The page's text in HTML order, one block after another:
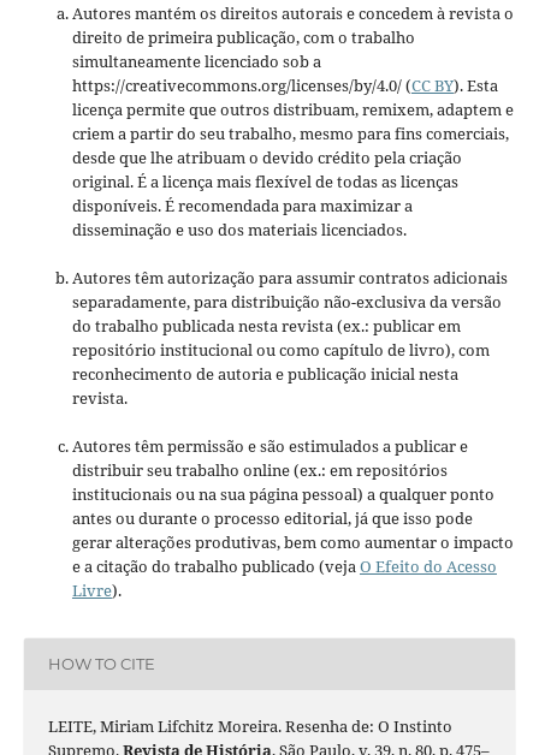
Autores mantém os direitos autorais e concedem à revista o
direito de primeira publicação, com o trabalho
simultaneamente licenciado sob a
https://creativecommons.org/licenses/by/4.0/ (CC BY). Esta
licença permite que outros distribuam, remixem, adaptem e
criem a partir do seu trabalho, mesmo para fins comerciais,
desde que lhe atribuam o devido crédito pela criação
original. É a licença mais flexível de todas as licenças
disponíveis. É recomendada para maximizar a
disseminação e uso dos materiais licenciados.
Autores têm autorização para assumir contratos adicionais
separadamente, para distribuição não-exclusiva da versão
do trabalho publicada nesta revista (ex.: publicar em
repositório institucional ou como capítulo de livro), com
reconhecimento de autoria e publicação inicial nesta
revista.
Autores têm permissão e são estimulados a publicar e
distribuir seu trabalho online (ex.: em repositórios
institucionais ou na sua página pessoal) a qualquer ponto
antes ou durante o processo editorial, já que isso pode
gerar alterações produtivas, bem como aumentar o impacto
e a citação do trabalho publicado (vejaO Efeito do Acesso
Livre).
HOW TO CITE
LEITE, Miriam Lifchitz Moreira. Resenha de: O Instinto
Supremo.Revista de História, São Paulo, v. 39, n. 80, p. 475–